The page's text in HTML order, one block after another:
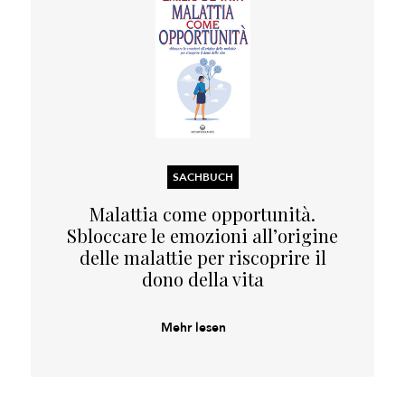
SACHBUCH
Malattia come opportunità.
Sbloccare le emozioni all’origine
delle malattie per riscoprire il
dono della vita
Mehr lesen